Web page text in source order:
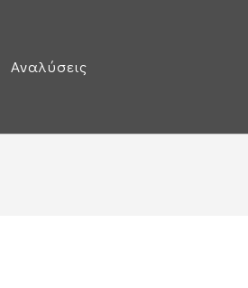
Αναλύσεις